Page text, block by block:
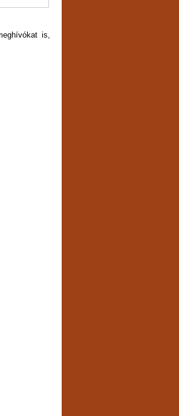
is,